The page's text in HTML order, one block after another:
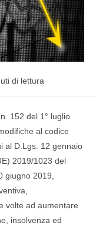
di lettura
152 del 1° luglio
al codice
al D.Lgs. 12 gennaio
2019/1023 del
giugno 2019,
volte ad aumentare
insolvenza ed